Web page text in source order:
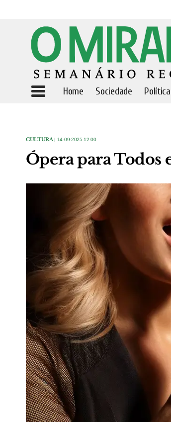
Home Sociedade Política
CULTURA | 14-09-2025 12:00
Ópera para Todos